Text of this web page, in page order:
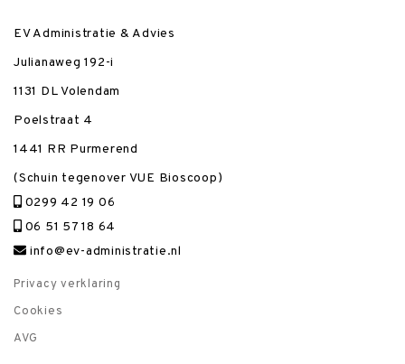
EV Administratie & Advies
Julianaweg 192-i
1131 DL Volendam
Poelstraat 4
1441 RR Purmerend
(Schuin tegenover VUE Bioscoop)
0299 42 19 06
06 51 57 18 64
info@ev-administratie.nl
Privacy verklaring
Cookies
AVG